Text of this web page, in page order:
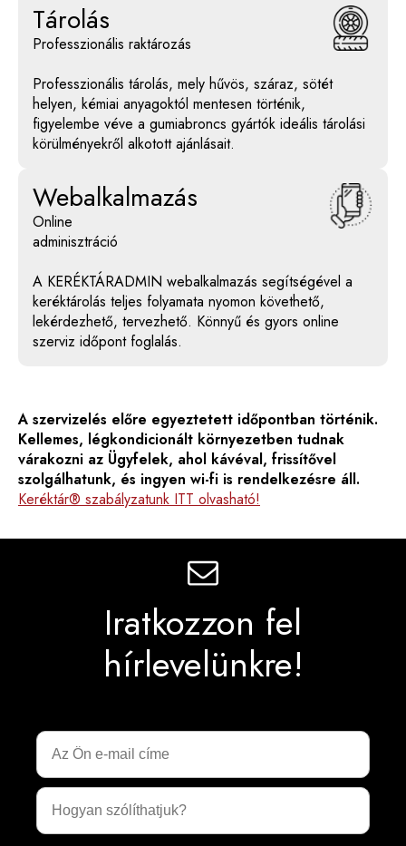
Tárolás
Professzionális raktározás
Professzionális tárolás, mely hűvös, száraz, sötét
helyen, kémiai anyagoktól mentesen történik,
figyelembe véve a gumiabroncs gyártók ideális tárolási
körülményekről alkotott ajánlásait.
Webalkalmazás
Online
adminisztráció
A KERÉKTÁRADMIN webalkalmazás segítségével a
keréktárolás teljes folyamata nyomon követhető,
lekérdezhető, tervezhető. Könnyű és gyors online
szerviz időpont foglalás.
A szervizelés előre egyeztetett időpontban történik.
Kellemes, légkondicionált környezetben tudnak
várakozni az Ügyfelek, ahol kávéval, frissítővel
szolgálhatunk, és ingyen wi-fi is rendelkezésre áll.
Keréktár® szabályzatunk ITT olvasható!
Iratkozzon fel
hírlevelünkre!